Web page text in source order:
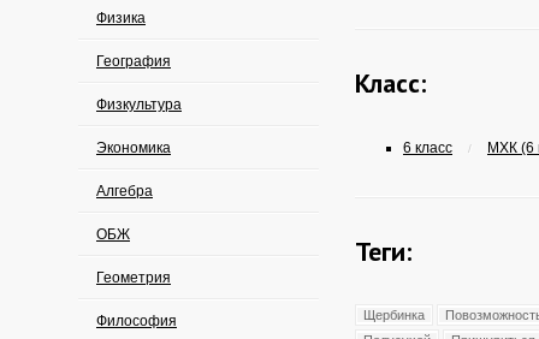
Физика
География
Физкультура
Экономика
Алгебра
ОБЖ
Геометрия
Философия
Класс:
6 класс / МХК (6
Теги:
Щербинка